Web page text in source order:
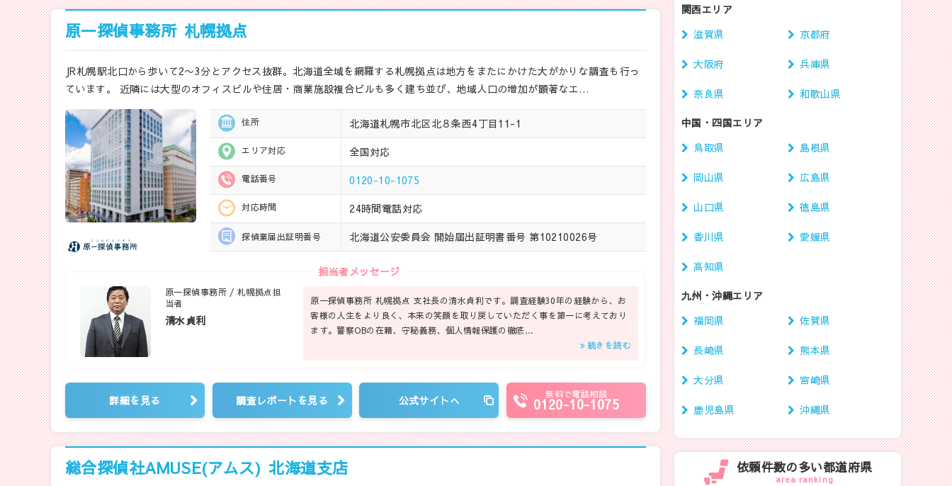
原一探偵事務所 札幌拠点
JR札幌駅北口から歩いて2〜3分とアクセス抜群。北海道全域を網羅する札幌拠点は地方をまたにかけた大がかりな調査も行っ
ています。 近隣には大型のオフィスビルや住居・商業施設複合ビルも多く建ち並び、地域人口の増加が顕著なエ…
住所 北海道札幌市北区北８条西4丁目11-1
エリア対応 全国対応
電話番号 0120-10-1075
対応時間 24時間電話対応
探偵業届出証明番号 北海道公安委員会 開始届出証明書番号 第10210026号
担当者メッセージ
原一探偵事務所 / 札幌拠点担
当者
清水貞利
原一探偵事務所 札幌拠点 支社長の清水貞利です。調査経験30年の経験から、お
客様の人生をより良く、本来の笑顔を取り戻していただく事を第一に考えており
ます。警察OBの在籍、守秘義務、個人情報保護の徹底…
続きを読む
詳細を見る 調査レポートを見る 公式サイトへ 無料で電話相談
0120-10-1075
総合探偵社AMUSE(アムス) 北海道支店
関西エリア
滋賀県
京都府
大阪府 兵庫県
奈良県 和歌山県
中国・四国エリア
鳥取県
島根県
岡山県 広島県
山口県 徳島県
香川県 愛媛県
高知県
九州・沖縄エリア
福岡県
佐賀県
長崎県 熊本県
大分県 宮崎県
鹿児島県 沖縄県
依頼件数の多い都道府県
area ranking